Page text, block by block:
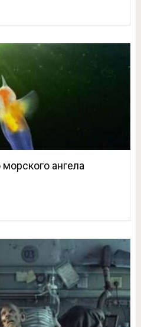
ангела